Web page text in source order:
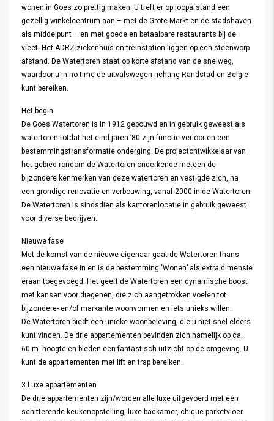
wonen in Goes zo prettig maken. U treft er op loopafstand een
gezellig winkelcentrum aan – met de Grote Markt en de stadshaven
als middelpunt – en met goede en betaalbare restaurants bij de
vleet. Het ADRZ-ziekenhuis en treinstation liggen op een steenworp
afstand. De Watertoren staat op korte afstand van de snelweg,
waardoor u in no-time de uitvalswegen richting Randstad en België
kunt bereiken.
Het begin
De Goes Watertoren is in 1912 gebouwd en in gebruik geweest als
watertoren totdat het eind jaren ’80 zijn functie verloor en een
bestemmingstransformatie onderging. De projectontwikkelaar van
het gebied rondom de Watertoren onderkende meteen de
bijzondere kenmerken van deze watertoren en vestigde zich, na
een grondige renovatie en verbouwing, vanaf 2000 in de Watertoren.
De Watertoren is sindsdien als kantorenlocatie in gebruik geweest
voor diverse bedrijven.
Nieuwe fase
Met de komst van de nieuwe eigenaar gaat de Watertoren thans
een nieuwe fase in en is de bestemming ‘Wonen’ als extra dimensie
eraan toegevoegd. Het geeft de Watertoren een dynamische boost
met kansen voor diegenen, die zich aangetrokken voelen tot
bijzondere- en/of markante woonvormen en iets unieks willen.
De Watertoren biedt een unieke woonbeleving, die u niet snel elders
kunt vinden. De drie appartementen bevinden zich namelijk op ca.
60 m. hoogte en bieden een fantastisch uitzicht op de omgeving. U
kunt de appartementen met lift en trap bereiken.
3 Luxe appartementen
De drie appartementen zijn/worden alle luxe uitgevoerd met een
schitterende keukenopstelling, luxe badkamer, chique parketvloer